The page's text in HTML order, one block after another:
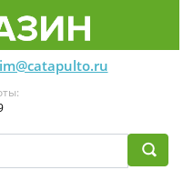
im@catapulto.ru